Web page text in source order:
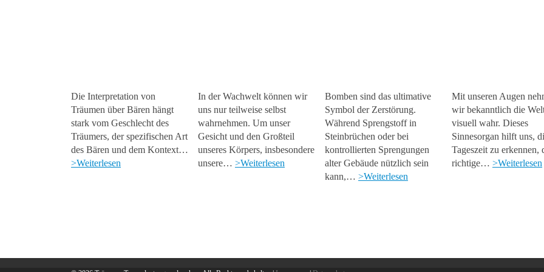
Die Interpretation von
Träumen über Bären hängt
stark vom Geschlecht des
Träumers, der spezifischen Art
des Bären und dem Kontext…
>Weiterlesen
In der Wachwelt können wir
uns nur teilweise selbst
wahrnehmen. Um unser
Gesicht und den Großteil
unseres Körpers, insbesondere
unsere… >Weiterlesen
Bomben sind das ultimative
Symbol der Zerstörung.
Während Sprengstoff in
Steinbrüchen oder bei
kontrollierten Sprengungen
alter Gebäude nützlich sein
kann,… >Weiterlesen
Mit unseren Augen
wir bekanntlich die
visuell wahr. Dieses
Sinnesorgan hilft uns,
Tageszeit zu erkennen,
richtige… >Weiterlesen